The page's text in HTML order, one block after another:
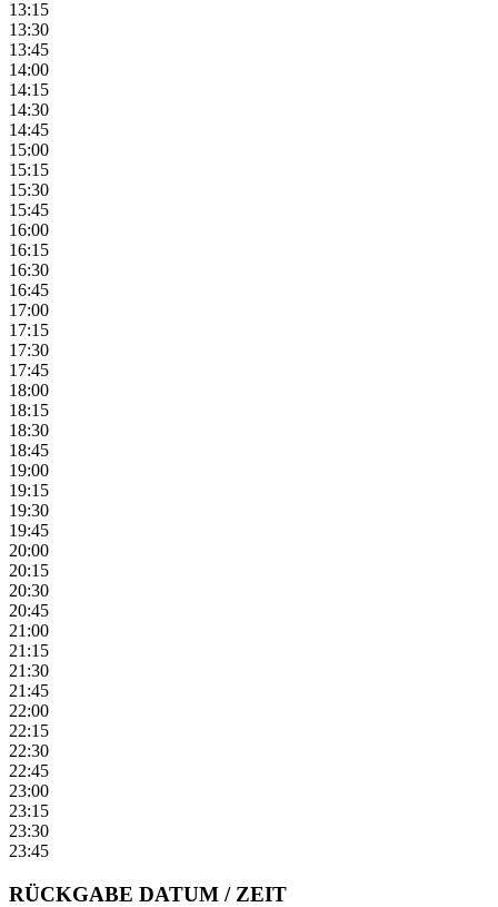
13:15
13:30
13:45
14:00
14:15
14:30
14:45
15:00
15:15
15:30
15:45
16:00
16:15
16:30
16:45
17:00
17:15
17:30
17:45
18:00
18:15
18:30
18:45
19:00
19:15
19:30
19:45
20:00
20:15
20:30
20:45
21:00
21:15
21:30
21:45
22:00
22:15
22:30
22:45
23:00
23:15
23:30
23:45
RÜCKGABE DATUM / ZEIT